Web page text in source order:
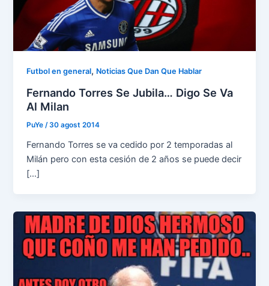
Futbol en general, Noticias Que Dan Que Hablar
Fernando Torres Se Jubila… Digo Se Va
Al Milan
PuYe/30 agost 2014
Fernando Torres se va cedido por 2 temporadas al
Milán pero con esta cesión de 2 años se puede decir
[…]